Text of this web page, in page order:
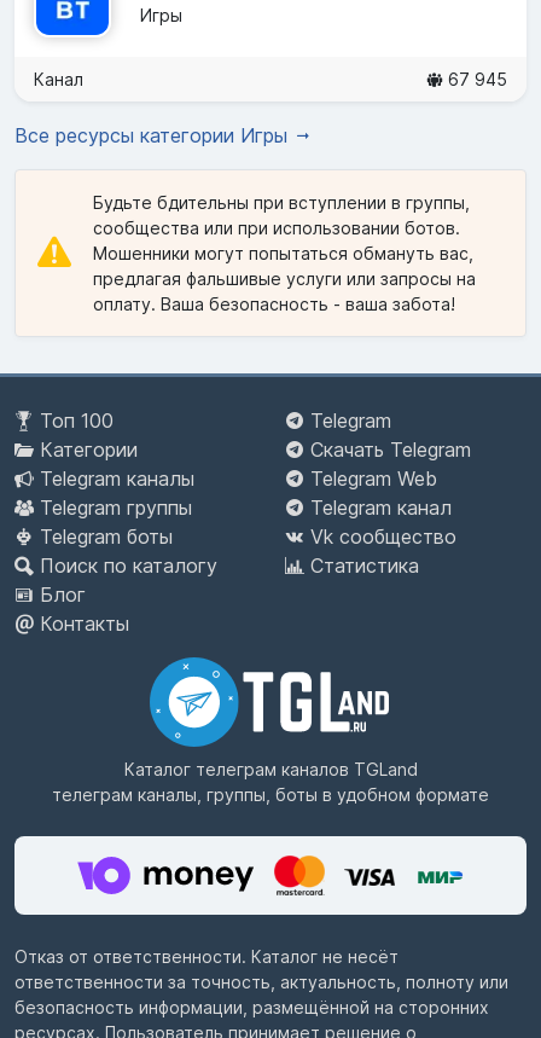
Игры
Канал 67 945
Все ресурсы категории Игры
Будьте бдительны при вступлении в группы,
сообщества или при использовании ботов.
Мошенники могут попытаться обмануть вас,
предлагая фальшивые услуги или запросы на
оплату. Ваша безопасность - ваша забота!
Топ 100
Категории
Telegram каналы
Telegram группы
Telegram боты
Поиск по каталогу
Блог
Контакты
Telegram
Скачать Telegram
Telegram Web
Telegram канал
Vk сообщество
Статистика
Каталог телеграм каналов TGLand
телеграм каналы, группы, боты в удобном формате
Отказ от ответственности. Каталог не несёт
ответственности за точность, актуальность, полноту или
безопасность информации, размещённой на сторонних
ресурсах. Пользователь принимает решение о